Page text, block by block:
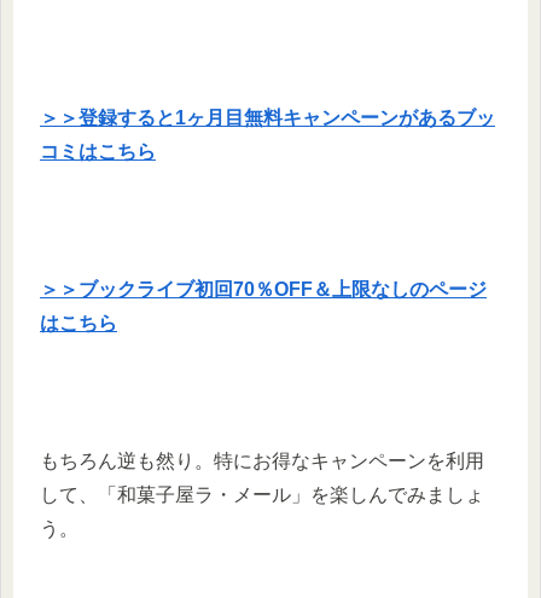
＞＞登録すると1ヶ月目無料キャンペーンがあるブッ
コミはこちら
＞＞ブックライブ初回70％OFF＆上限なしのページ
はこちら
もちろん逆も然り。特にお得なキャンペーンを利用
して、「和菓子屋ラ・メール」を楽しんでみましょ
う。